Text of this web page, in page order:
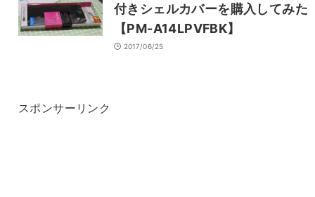
付きシェルカバーを購入してみた
【PM-A14LPVFBK】
2017/06/25
スポンサーリンク